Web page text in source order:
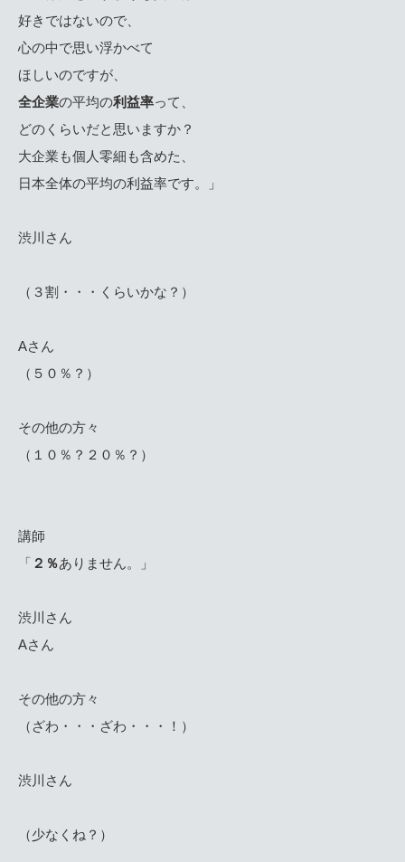
好きではないので、
心の中で思い浮かべて
ほしいのですが、
全企業の平均の利益率って、
どのくらいだと思いますか？
大企業も個人零細も含めた、
日本全体の平均の利益率です。」
渋川さん
（３割・・・くらいかな？）
Aさん
（５０％？）
その他の方々
（１０％？２０％？）
講師
「 ２％ありません。」
渋川さん
Aさん
その他の方々
（ざわ・・・ざわ・・・！）
渋川さん
（少なくね？）